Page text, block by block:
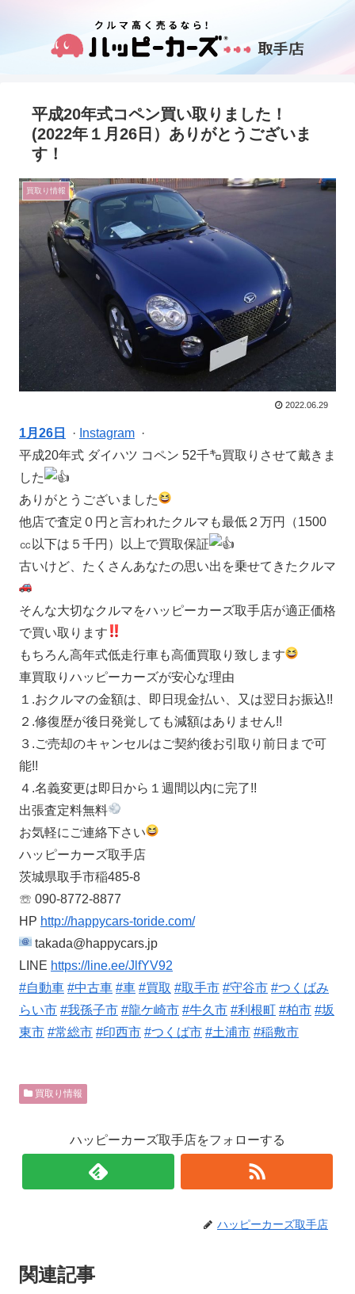
平成20年式コペン買い取りました！
(2022年１月26日）ありがとうございま
す！
買取り情報
2022.06.29
1月26日 · Instagram ·
平成20年式 ダイハツ コペン 52千㌔買取りさせて戴きま
した
ありがとうございました
他店で査定０円と言われたクルマも最低２万円（1500
㏄以下は５千円）以上で買取保証
古いけど、たくさんあなたの思い出を乗せてきたクルマ
そんな大切なクルマをハッピーカーズ取手店が適正価格
で買い取ります
もちろん高年式低走行車も高価買取り致します
車買取りハッピーカーズが安心な理由
１.おクルマの金額は、即日現金払い、又は翌日お振込!!
２.修復歴が後日発覚しても減額はありません!!
３.ご売却のキャンセルはご契約後お引取り前日まで可
能!!
４.名義変更は即日から１週間以内に完了!!
出張査定料無料
お気軽にご連絡下さい
ハッピーカーズ取手店
茨城県取手市稲485-8
☏ 090-8772-8877
HP http://happycars-toride.com/
takada@happycars.jp
LINE https://line.ee/JlfYV92
#自動車 #中古車 #車 #買取 #取手市 #守谷市 #つくばみ
らい市 #我孫子市 #龍ケ崎市 #牛久市 #利根町 #柏市 #坂
東市 #常総市 #印西市 #つくば市 #土浦市 #稲敷市
買取り情報
ハッピーカーズ取手店をフォローする
ハッピーカーズ取手店
関連記事